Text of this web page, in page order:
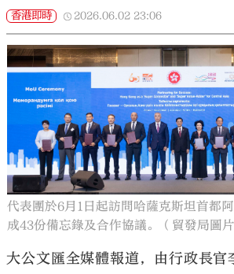
大公文匯
香港即時 2026.06.02 23:06
代表團於6月1日起訪問哈薩克斯坦首都
成43份備忘錄及合作協議。（貿發局圖片
大公文匯全媒體報道，由行政長官